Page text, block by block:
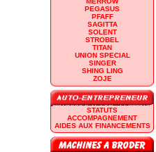
PEGASUS
PFAFF
SAGITTA
SOLENT
STROBEL
TITAN
UNION SPECIAL
SINGER
SHING LING
ZOJE
STATUTS
ACCOMPAGNEMENT
AIDES AUX FINANCEMENTS